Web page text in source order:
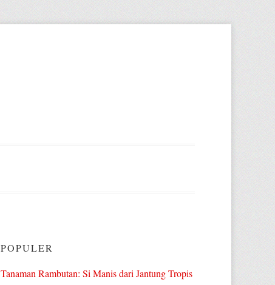
POPULER
Tanaman Rambutan: Si Manis dari Jantung Tropis